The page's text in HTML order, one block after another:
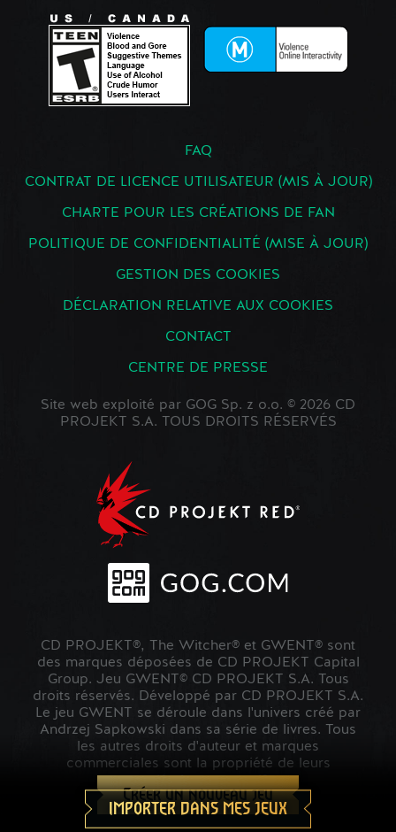
Créer un nouveau jeu
IMPORTER DANS MES JEUX
FAQ
CONTRAT DE LICENCE UTILISATEUR (MIS À JOUR)
CHARTE POUR LES CRÉATIONS DE FAN
POLITIQUE DE CONFIDENTIALITÉ (MISE À JOUR)
GESTION DES COOKIES
DÉCLARATION RELATIVE AUX COOKIES
CONTACT
CENTRE DE PRESSE
Site web exploité par GOG Sp. z o.o. © 2026 CD
PROJEKT S.A. TOUS DROITS RÉSERVÉS
CD PROJEKT®, The Witcher® et GWENT® sont
des marques déposées de CD PROJEKT Capital
Group. Jeu GWENT© CD PROJEKT S.A. Tous
droits réservés. Développé par CD PROJEKT S.A.
Le jeu GWENT se déroule dans l'univers créé par
Andrzej Sapkowski dans sa série de livres. Tous
les autres droits d'auteur et marques
commerciales sont la propriété de leurs
propriétaires respectifs.